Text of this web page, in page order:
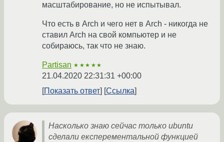
масштабирование, но не испытывал.
Что есть в Arch и чего нет в Arch - никогда не
ставил Arch на свой компьютер и не
собираюсь, так что не знаю.
Partisan ★★★★★
21.04.2020 22:31:31 +00:00
Показать ответ
Ссылка
Насколько знаю сейчас только ubuntu
сделали експерементальной функцией